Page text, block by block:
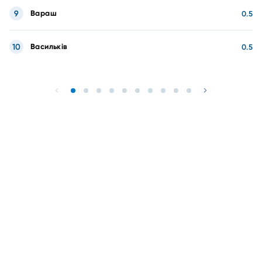
Вараш 0.5
9
Васильків 0.5
10